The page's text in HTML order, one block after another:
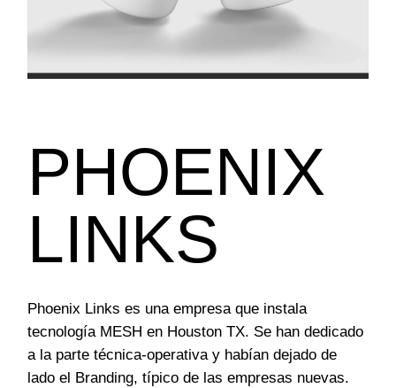
PHOENIX
LINKS
Phoenix Links es una empresa que instala
tecnología MESH en Houston TX. Se han dedicado
a la parte técnica-operativa y habían dejado de
lado el Branding, típico de las empresas nuevas.